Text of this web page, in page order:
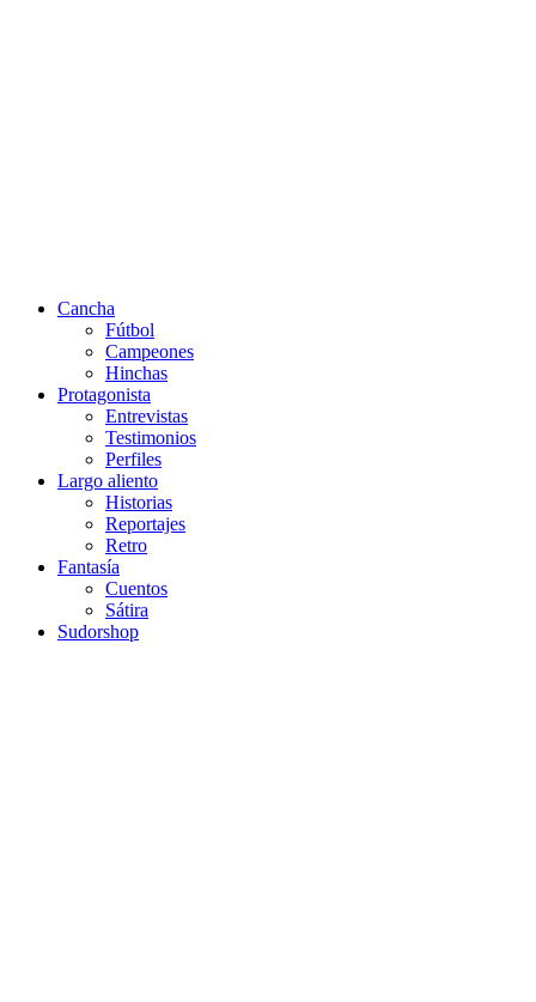
Cancha
Fútbol
Campeones
Hinchas
Protagonista
Entrevistas
Testimonios
Perfiles
Largo aliento
Historias
Reportajes
Retro
Fantasía
Cuentos
Sátira
Sudorshop